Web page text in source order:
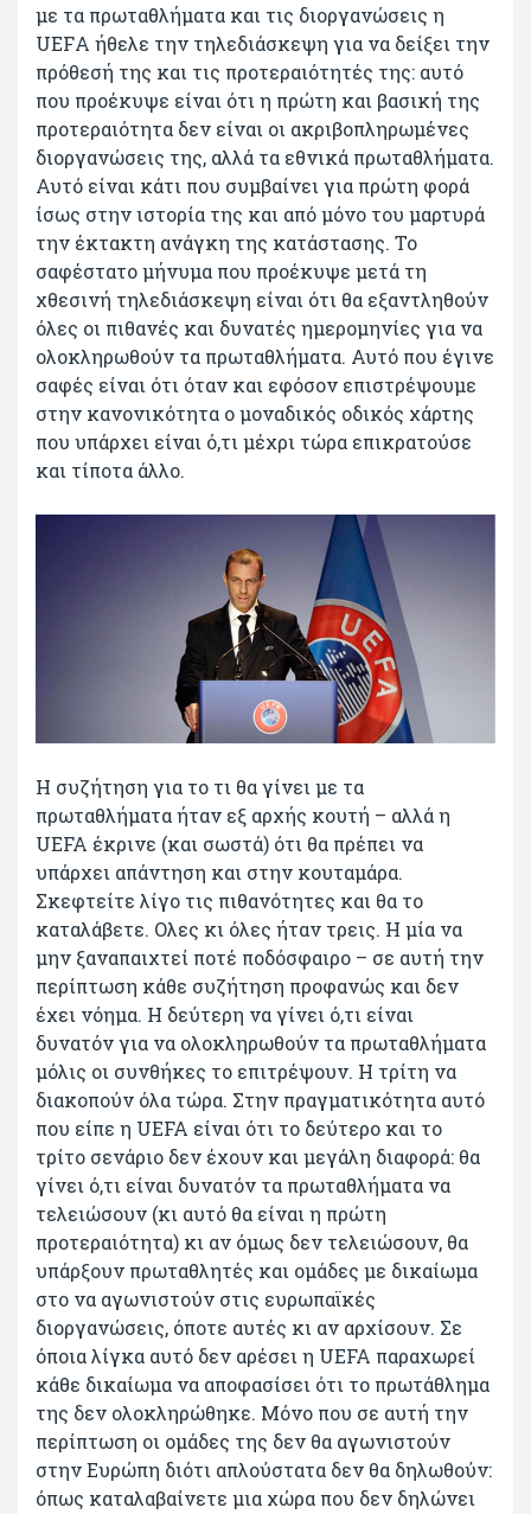
με τα πρωταθλήματα και τις διοργανώσεις η
UEFΑ ήθελε την τηλεδιάσκεψη για να δείξει την
πρόθεσή της και τις προτεραιότητές της: αυτό
που προέκυψε είναι ότι η πρώτη και βασική της
προτεραιότητα δεν είναι οι ακριβοπληρωμένες
διοργανώσεις της, αλλά τα εθνικά πρωταθλήματα.
Αυτό είναι κάτι που συμβαίνει για πρώτη φορά
ίσως στην ιστορία της και από μόνο του μαρτυρά
την έκτακτη ανάγκη της κατάστασης. Το
σαφέστατο μήνυμα που προέκυψε μετά τη
χθεσινή τηλεδιάσκεψη είναι ότι θα εξαντληθούν
όλες οι πιθανές και δυνατές ημερομηνίες για να
ολοκληρωθούν τα πρωταθλήματα. Αυτό που έγινε
σαφές είναι ότι όταν και εφόσον επιστρέψουμε
στην κανονικότητα ο μοναδικός οδικός χάρτης
που υπάρχει είναι ό,τι μέχρι τώρα επικρατούσε
και τίποτα άλλο.
Η συζήτηση για το τι θα γίνει με τα
πρωταθλήματα ήταν εξ αρχής κουτή – αλλά η
UEFA έκρινε (και σωστά) ότι θα πρέπει να
υπάρχει απάντηση και στην κουταμάρα.
Σκεφτείτε λίγο τις πιθανότητες και θα το
καταλάβετε. Ολες κι όλες ήταν τρεις. Η μία να
μην ξαναπαιχτεί ποτέ ποδόσφαιρο – σε αυτή την
περίπτωση κάθε συζήτηση προφανώς και δεν
έχει νόημα. Η δεύτερη να γίνει ό,τι είναι
δυνατόν για να ολοκληρωθούν τα πρωταθλήματα
μόλις οι συνθήκες το επιτρέψουν. Η τρίτη να
διακοπούν όλα τώρα. Στην πραγματικότητα αυτό
που είπε η UEFA είναι ότι το δεύτερο και το
τρίτο σενάριο δεν έχουν και μεγάλη διαφορά: θα
γίνει ό,τι είναι δυνατόν τα πρωταθλήματα να
τελειώσουν (κι αυτό θα είναι η πρώτη
προτεραιότητα) κι αν όμως δεν τελειώσουν, θα
υπάρξουν πρωταθλητές και ομάδες με δικαίωμα
στο να αγωνιστούν στις ευρωπαϊκές
διοργανώσεις, όποτε αυτές κι αν αρχίσουν. Σε
όποια λίγκα αυτό δεν αρέσει η UEFA παραχωρεί
κάθε δικαίωμα να αποφασίσει ότι το πρωτάθλημα
της δεν ολοκληρώθηκε. Μόνο που σε αυτή την
περίπτωση οι ομάδες της δεν θα αγωνιστούν
στην Ευρώπη διότι απλούστατα δεν θα δηλωθούν:
όπως καταλαβαίνετε μια χώρα που δεν δηλώνει